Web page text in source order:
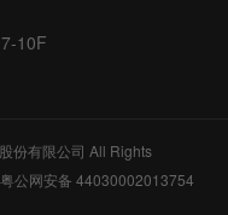
10F
份有限公司 All Rights
粤公网安备 44030002013754